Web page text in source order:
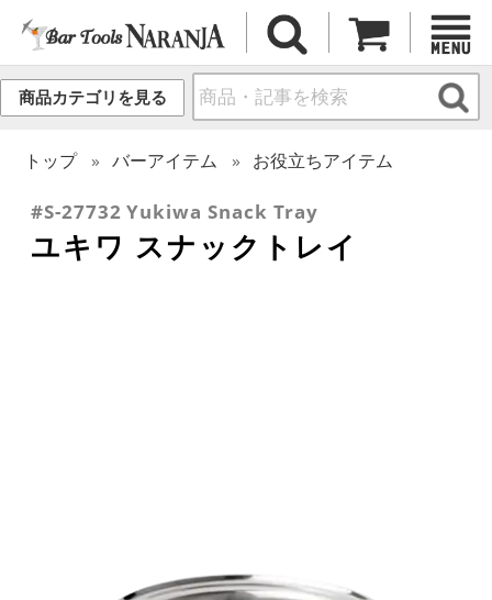
商品カテゴリを見る
トップ バーアイテム お役立ちアイテム
#S-27732 Yukiwa Snack Tray
ユキワ スナックトレイ